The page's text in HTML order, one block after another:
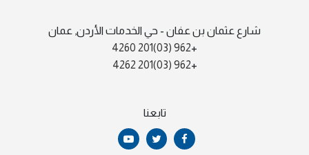
شارع عثمان بن عفان - حي الخدمات الأردن, عمان
+
962 (03)201 4260
+
962 (03)201 4262
تابعنا